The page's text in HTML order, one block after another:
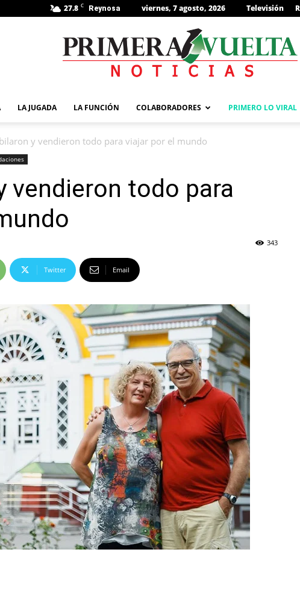
27.8 C Reynosa viernes, 7 agosto, 2026 Televisión
LA JUGADA LA FUNCIÓN COLABORADORES PRIMERO LO VIRAL
y vendieron todo para viajar por el mundo
vendieron todo para
343
Twitter Email